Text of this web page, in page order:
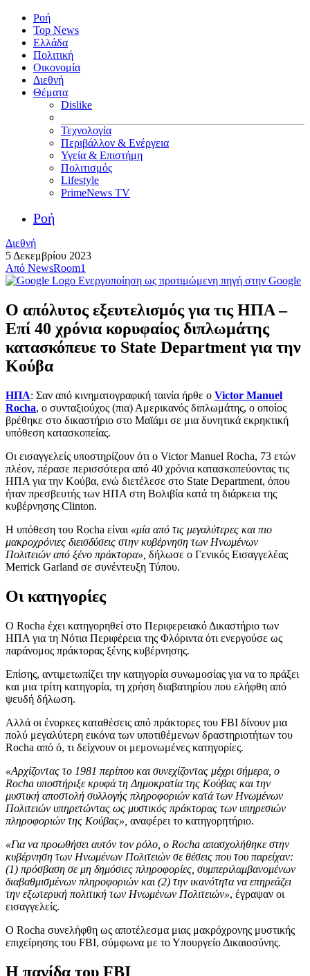
Ροή
Top News
Ελλάδα
Πολιτική
Οικονομία
Διεθνή
Θέματα
Dislike
Τεχνολογία
Περιβάλλον & Ενέργεια
Υγεία & Επιστήμη
Πολιτισμός
Lifestyle
PrimeNews TV
Ροή
Διεθνή
5 Δεκεμβρίου 2023
Από NewsRoom1
Ενεργοποίηση ως προτιμώμενη πηγή στην Google
Ο απόλυτος εξευτελισμός για τις ΗΠΑ –
Επί 40 χρόνια κορυφαίος διπλωμάτης
κατασκόπευε το State Department για την
Κούβα
ΗΠΑ: Σαν από κινηματογραφική ταινία ήρθε ο Victor Manuel
Rocha, ο συνταξιούχος (πια) Αμερικανός διπλωμάτης, ο οποίος
βρέθηκε στο δικαστήριο στο Μαϊάμι σε μια δυνητικά εκρηκτική
υπόθεση κατασκοπείας.
Οι εισαγγελείς υποστηρίζουν ότι ο Victor Manuel Rocha, 73 ετών
πλέον, πέρασε περισσότερα από 40 χρόνια κατασκοπεύοντας τις
ΗΠΑ για την Κούβα, ενώ διετέλεσε στο State Department, όπου
ήταν πρεσβευτής των ΗΠΑ στη Βολιβία κατά τη διάρκεια της
κυβέρνησης Clinton.
Η υπόθεση του Rocha είναι «μία από τις μεγαλύτερες και πιο
μακροχρόνιες διεισδύσεις στην κυβέρνηση των Ηνωμένων
Πολιτειών από ξένο πράκτορα», δήλωσε ο Γενικός Εισαγγελέας
Merrick Garland σε συνέντευξη Τύπου.
Οι κατηγορίες
Ο Rocha έχει κατηγορηθεί στο Περιφερειακό Δικαστήριο των
ΗΠΑ για τη Νότια Περιφέρεια της Φλόριντα ότι ενεργούσε ως
παράνομος πράκτορας ξένης κυβέρνησης.
Επίσης, αντιμετωπίζει την κατηγορία συνωμοσίας για να το πράξει
και μια τρίτη κατηγορία, τη χρήση διαβατηρίου που ελήφθη από
ψευδή δήλωση.
Αλλά οι ένορκες καταθέσεις από πράκτορες του FBI δίνουν μια
πολύ μεγαλύτερη εικόνα των υποτιθέμενων δραστηριοτήτων του
Rocha από ό, τι δείχνουν οι μεμονωμένες κατηγορίες.
«Αρχίζοντας το 1981 περίπου και συνεχίζοντας μέχρι σήμερα, ο
Rocha υποστήριξε κρυφά τη Δημοκρατία της Κούβας και την
μυστική αποστολή συλλογής πληροφοριών κατά των Ηνωμένων
Πολιτειών υπηρετώντας ως μυστικός πράκτορας των υπηρεσιών
πληροφοριών της Κούβας», αναφέρει το κατηγορητήριο.
«Για να προωθήσει αυτόν τον ρόλο, ο Rocha απασχολήθηκε στην
κυβέρνηση των Ηνωμένων Πολιτειών σε θέσεις που του παρείχαν:
(1) πρόσβαση σε μη δημόσιες πληροφορίες, συμπεριλαμβανομένων
διαβαθμισμένων πληροφοριών και (2) την ικανότητα να επηρεάζει
την εξωτερική πολιτική των Ηνωμένων Πολιτειών», έγραψαν οι
εισαγγελείς.
Ο Rocha συνελήφθη ως αποτέλεσμα μιας μακρόχρονης μυστικής
επιχείρησης του FBI, σύμφωνα με το Υπουργείο Δικαιοσύνης.
Η παγίδα του FBI